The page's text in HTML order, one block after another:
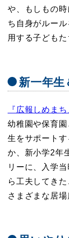
や、もしもの
ち自身がルー
用する子どもた
新一年生
『広報しめま
幼稚園や保育
生をサポート
か、新小学2年
リーに、入学
ら工夫してき
さまざまな居場